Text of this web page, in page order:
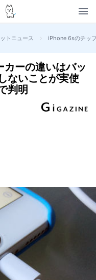
トニュース > iPhone 6sのチッ
ーの違いはバッ
ないことが実使
判明